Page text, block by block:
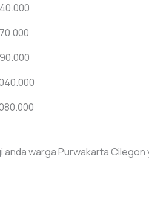
anda warga Purwakarta Cilegon